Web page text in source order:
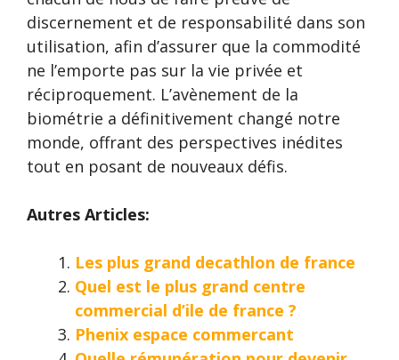
discernement et de responsabilité dans son
utilisation, afin d’assurer que la commodité
ne l’emporte pas sur la vie privée et
réciproquement. L’avènement de la
biométrie a définitivement changé notre
monde, offrant des perspectives inédites
tout en posant de nouveaux défis.
Autres Articles:
Les plus grand decathlon de france
Quel est le plus grand centre
commercial d’ile de france ?
Phenix espace commercant